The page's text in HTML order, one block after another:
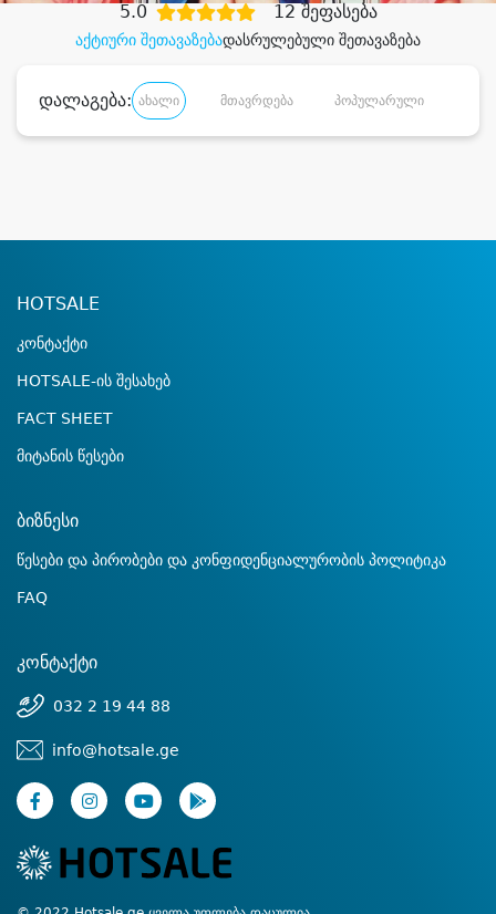
აქტიური შეთავაზებადასრულებული შეთავაზება
5.0 12 შეფასება
დალაგება: ახალი მთავრდება პოპულარული
HOTSALE
კონტაქტი
HOTSALE-ის შესახებ
FACT SHEET
მიტანის წესები
ბიზნესი
წესები და პირობები და კონფიდენციალურობის პოლიტიკა
FAQ
კონტაქტი
032 2 19 44 88
info@hotsale.ge